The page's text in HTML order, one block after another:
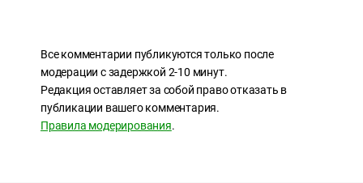
Все комментарии публикуются только после
модерации с задержкой 2-10 минут.
Редакция оставляет за собой право отказать в
публикации вашего комментария.
Правила модерирования.